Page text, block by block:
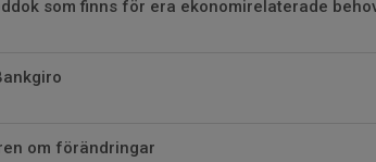
som finns för era ekonomirelaterade
om förändringar